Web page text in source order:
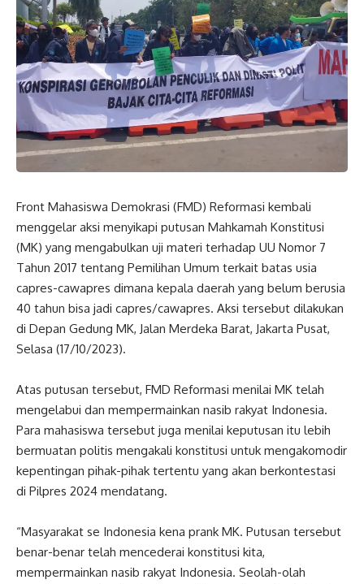
Front Mahasiswa Demokrasi (FMD) Reformasi kembali
menggelar aksi menyikapi putusan Mahkamah Konstitusi
(MK) yang mengabulkan uji materi terhadap UU Nomor 7
Tahun 2017 tentang Pemilihan Umum terkait batas usia
capres-cawapres dimana kepala daerah yang belum berusia
40 tahun bisa jadi capres/cawapres. Aksi tersebut dilakukan
di Depan Gedung MK, Jalan Merdeka Barat, Jakarta Pusat,
Selasa (17/10/2023).
Atas putusan tersebut, FMD Reformasi menilai MK telah
mengelabui dan mempermainkan nasib rakyat Indonesia.
Para mahasiswa tersebut juga menilai keputusan itu lebih
bermuatan politis mengakali konstitusi untuk mengakomodir
kepentingan pihak-pihak tertentu yang akan berkontestasi
di Pilpres 2024 mendatang.
“Masyarakat se Indonesia kena prank MK. Putusan tersebut
benar-benar telah mencederai konstitusi kita,
mempermainkan nasib rakyat Indonesia. Seolah-olah